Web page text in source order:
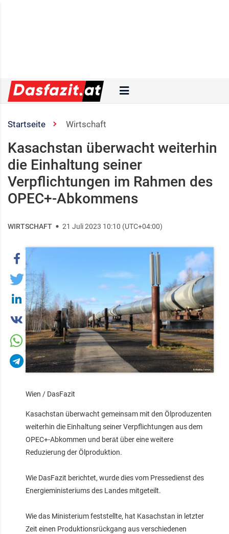
Startseite Wirtschaft
Kasachstan überwacht weiterhin
die Einhaltung seiner
Verpflichtungen im Rahmen des
OPEC+-Abkommens
WIRTSCHAFT 21 Juli 2023 10:10 (UTC+04:00)
Wien / DasFazit
Kasachstan überwacht gemeinsam mit den Ölproduzenten
weiterhin die Einhaltung seiner Verpflichtungen aus dem
OPEC+-Abkommen und berät über eine weitere
Reduzierung der Ölproduktion.
Wie DasFazit berichtet, wurde dies vom Pressedienst des
Energieministeriums des Landes mitgeteilt.
Wie das Ministerium feststellte, hat Kasachstan in letzter
Zeit einen Produktionsrückgang aus verschiedenen